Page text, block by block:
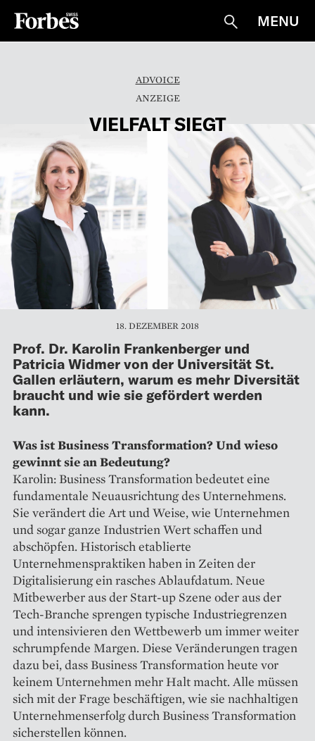
Suche
MENU
ADVOICE
VIELFALT SIEGT
18. DEZEMBER 2018
Prof. Dr. Karolin Frankenberger und
Patricia Widmer von der Universität St.
Gallen erläutern, warum es mehr Diversität
braucht und wie sie gefördert werden
kann.
Was ist Business Transformation? Und wieso
gewinnt sie an Bedeutung?
Karolin: Business Transformation bedeutet eine
fundamentale Neuausrichtung des Unternehmens.
Sie verändert die Art und Weise, wie Unternehmen
und sogar ganze Industrien Wert schaffen und
abschöpfen. Historisch etablierte
Unternehmenspraktiken haben in Zeiten der
Digitalisierung ein rasches Ablaufdatum. Neue
Mitbewerber aus der Start-up Szene oder aus der
Tech-Branche sprengen typische Industriegrenzen
und intensivieren den Wettbewerb um immer weiter
schrumpfende Margen. Diese Veränderungen tragen
dazu bei, dass Business Transformation heute vor
keinem Unternehmen mehr Halt macht. Alle müssen
sich mit der Frage beschäftigen, wie sie nachhaltigen
Unternehmenserfolg durch Business Transformation
sicherstellen können.